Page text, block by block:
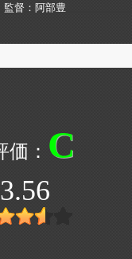
監督
阿部豊
C
3.56